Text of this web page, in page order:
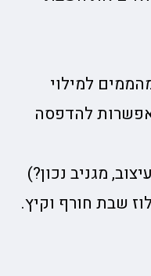
למילוי
להדפסה
מגניב נכון?)
שבת חורף וקיץ.